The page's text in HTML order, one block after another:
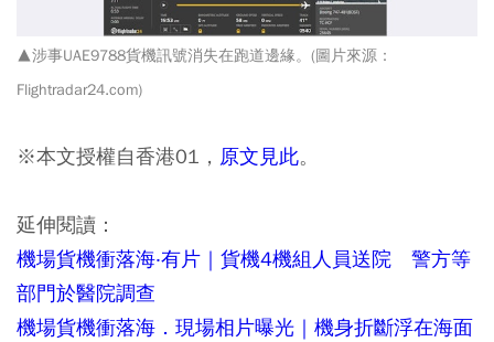
▲涉事UAE9788貨機訊號消失在跑道邊緣。(圖片來源：
Flightradar24.com)
※本文授權自香港01， 原文見此。
延伸閱讀：
機場貨機衝落海‧有片｜貨機4機組人員送院 警方等
部門於醫院調查
機場貨機衝落海．現場相片曝光｜機身折斷浮在海面